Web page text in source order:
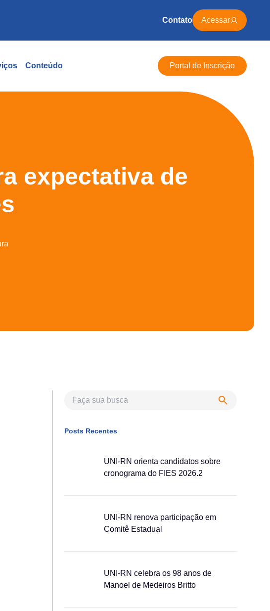
Contato Acessar
Conteúdo Portal de Inscrição
expectativa de
Posts Recentes
UNI-RN orienta candidatos sobre
cronograma do FIES 2026.2
UNI-RN renova participação em
Comitê Estadual
UNI-RN celebra os 98 anos de
Manoel de Medeiros Britto